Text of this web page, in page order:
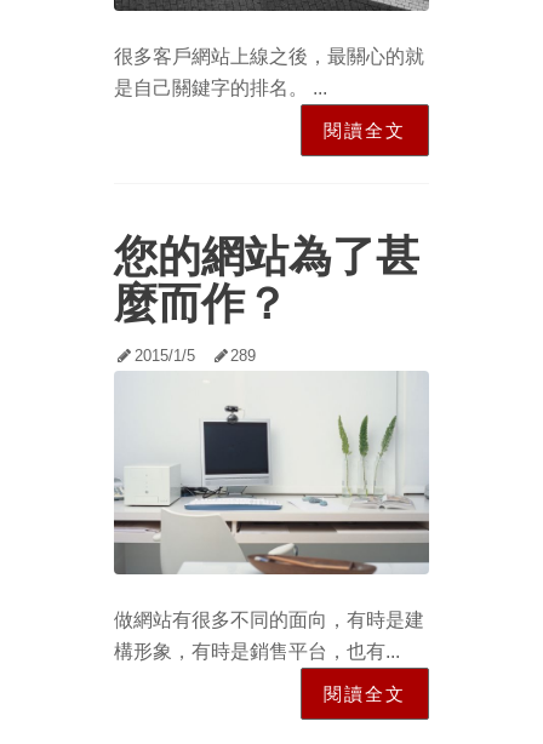
很多客戶網站上線之後，最關心的就
是自己關鍵字的排名。 ...
閱讀全文
您的網站為了甚
麼而作？
2015/1/5 289
做網站有很多不同的面向，有時是建
構形象，有時是銷售平台，也有...
閱讀全文